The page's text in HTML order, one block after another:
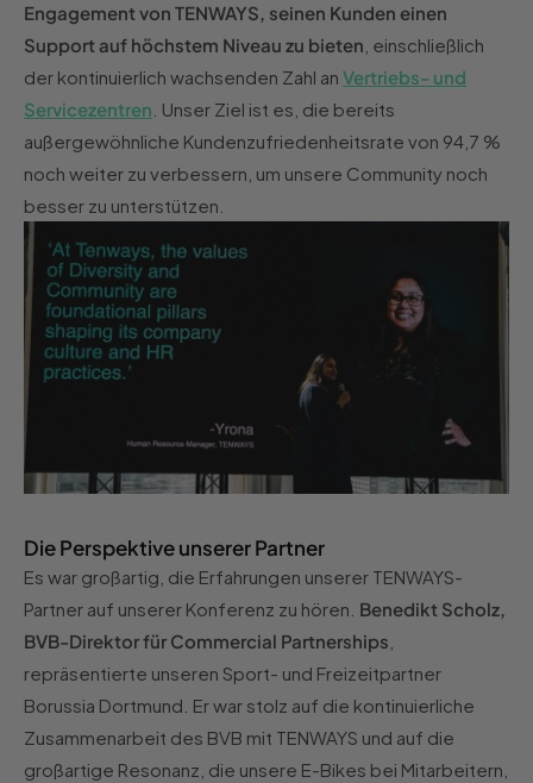
Engagement von TENWAYS, seinen Kunden einen
Support auf höchstem Niveau zu bieten , einschließlich
der kontinuierlich wachsenden Zahl an Vertriebs- und
Servicezentren . Unser Ziel ist es, die bereits
außergewöhnliche Kundenzufriedenheitsrate von 94,7 %
noch weiter zu verbessern, um unsere Community noch
besser zu unterstützen.
Die Perspektive unserer Partner
Es war großartig, die Erfahrungen unserer TENWAYS-
Partner auf unserer Konferenz zu hören. Benedikt Scholz,
BVB-Direktor für Commercial Partnerships
repräsentierte unseren Sport- und Freizeitpartner
Borussia Dortmund. Er war stolz auf die kontinuierliche
Zusammenarbeit des BVB mit TENWAYS und auf die
großartige Resonanz, die unsere E-Bikes bei Mitarbeitern,